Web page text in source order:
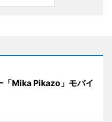
「Mika Pikazo」モバイ